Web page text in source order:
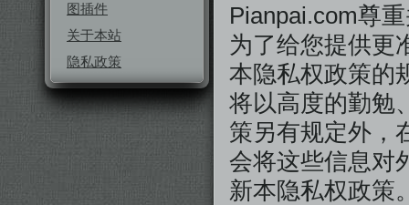
图插件
关于本站
隐私政策
Pianpai.com尊
为了给您提供更
本隐私权政策的
将以高度的勤勉
策另有规定外，
会将这些信息对
新本隐私权政策